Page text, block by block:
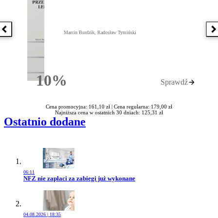
Poprzednia książka
10%Rabatu
Marcin Burdzik, Radosław Tymiński
Sprawdź
Cena promocyjna: 161,10 zł | Cena regularna: 179,00 zł
Najniższa cena w ostatnich 30 dniach: 125,31 zł
Ostatnio dodane
06:11
Przejdź do artykułu:
NFZ nie zapłaci za zabiegi już wykonane
04.08.2026 | 18:35